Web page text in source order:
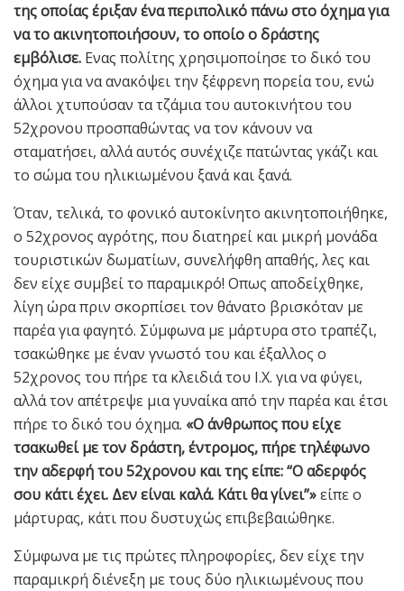
της οποίας έριξαν ένα περιπολικό πάνω στο όχημα για
να το ακινητοποιήσουν, το οποίο ο δράστης
εμβόλισε. Ενας πολίτης χρησιμοποίησε το δικό του
όχημα για να ανακόψει την ξέφρενη πορεία του, ενώ
άλλοι χτυπούσαν τα τζάμια του αυτοκινήτου του
52χρονου προσπαθώντας να τον κάνουν να
σταματήσει, αλλά αυτός συνέχιζε πατώντας γκάζι και
το σώμα του ηλικιωμένου ξανά και ξανά.
Όταν, τελικά, το φονικό αυτοκίνητο ακινητοποιήθηκε,
ο 52χρονος αγρότης, που διατηρεί και μικρή μονάδα
τουριστικών δωματίων, συνελήφθη απαθής, λες και
δεν είχε συμβεί το παραμικρό! Oπως αποδείχθηκε,
λίγη ώρα πριν σκορπίσει τον θάνατο βρισκόταν με
παρέα για φαγητό. Σύμφωνα με μάρτυρα στο τραπέζι,
τσακώθηκε με έναν γνωστό του και έξαλλος ο
52χρονος του πήρε τα κλειδιά του Ι.Χ. για να φύγει,
αλλά τον απέτρεψε μια γυναίκα από την παρέα και έτσι
πήρε το δικό του όχημα. «Ο άνθρωπος που είχε
τσακωθεί με τον δράστη, έντρομος, πήρε τηλέφωνο
την αδερφή του 52χρονου και της είπε: “Ο αδερφός
σου κάτι έχει. Δεν είναι καλά. Κάτι θα γίνει”»είπε ο
μάρτυρας, κάτι που δυστυχώς επιβεβαιώθηκε.
Σύμφωνα με τις πρώτες πληροφορίες, δεν είχε την
παραμικρή διένεξη με τους δύο ηλικιωμένους που